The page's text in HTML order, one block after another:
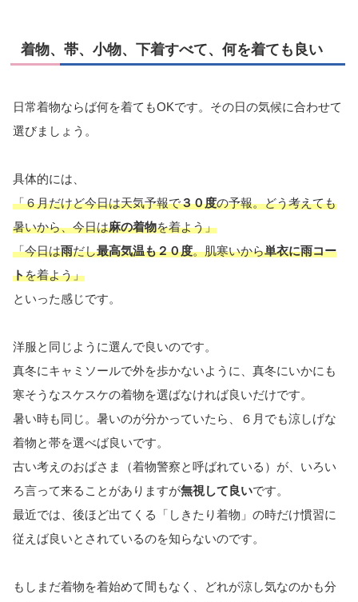
着物、帯、小物、下着すべて、何を着ても良い
日常着物ならば何を着てもOKです。その日の気候に合わせて
選びましょう。
具体的には、
「６月だけど今日は天気予報で３０度の予報。どう考えても
暑いから、今日は麻の着物を着よう」
「今日は雨だし最高気温も２０度。肌寒いから単衣に雨コー
トを着よう」
といった感じです。
洋服と同じように選んで良いのです。
真冬にキャミソールで外を歩かないように、真冬にいかにも
寒そうなスケスケの着物を選ばなければ良いだけです。
暑い時も同じ。暑いのが分かっていたら、６月でも涼しげな
着物と帯を選べば良いです。
古い考えのおばさま（着物警察と呼ばれている）が、いろい
ろ言って来ることがありますが無視して良いです。
最近では、後ほど出てくる「しきたり着物」の時だけ慣習に
従えば良いとされているのを知らないのです。
もしまだ着物を着始めて間もなく、どれが涼し気なのかも分